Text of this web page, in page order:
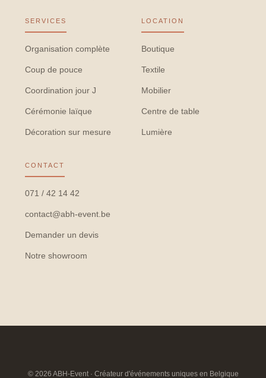
SERVICES
Organisation complète
Coup de pouce
Coordination jour J
Cérémonie laïque
Décoration sur mesure
LOCATION
Boutique
Textile
Mobilier
Centre de table
Lumière
CONTACT
071 / 42 14 42
contact@abh-event.be
Demander un devis
Notre showroom
© 2026 ABH-Event · Créateur d'événements uniques en Belgique